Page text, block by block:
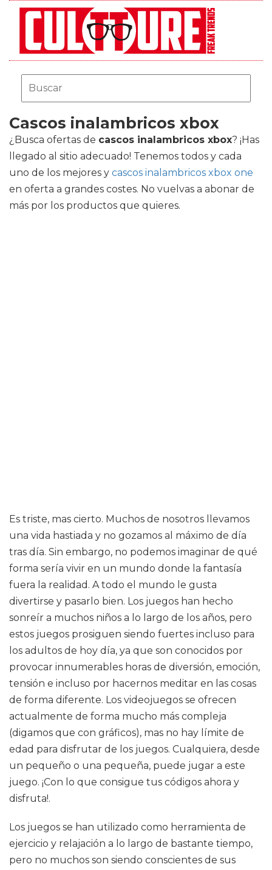
Cascos inalambricos xbox
¿Busca ofertas de cascos inalambricos xbox? ¡Has
llegado al sitio adecuado! Tenemos todos y cada
uno de los mejores y cascos inalambricos xbox one
en oferta a grandes costes. No vuelvas a abonar de
más por los productos que quieres.
Es triste, mas cierto. Muchos de nosotros llevamos
una vida hastiada y no gozamos al máximo de día
tras día. Sin embargo, no podemos imaginar de qué
forma sería vivir en un mundo donde la fantasía
fuera la realidad. A todo el mundo le gusta
divertirse y pasarlo bien. Los juegos han hecho
sonreír a muchos niños a lo largo de los años, pero
estos juegos prosiguen siendo fuertes incluso para
los adultos de hoy día, ya que son conocidos por
provocar innumerables horas de diversión, emoción,
tensión e incluso por hacernos meditar en las cosas
de forma diferente. Los videojuegos se ofrecen
actualmente de forma mucho más compleja
(digamos que con gráficos), mas no hay límite de
edad para disfrutar de los juegos. Cualquiera, desde
un pequeño o una pequeña, puede jugar a este
juego. ¡Con lo que consigue tus códigos ahora y
disfruta!.
Los juegos se han utilizado como herramienta de
ejercicio y relajación a lo largo de bastante tiempo,
pero no muchos son siendo conscientes de sus